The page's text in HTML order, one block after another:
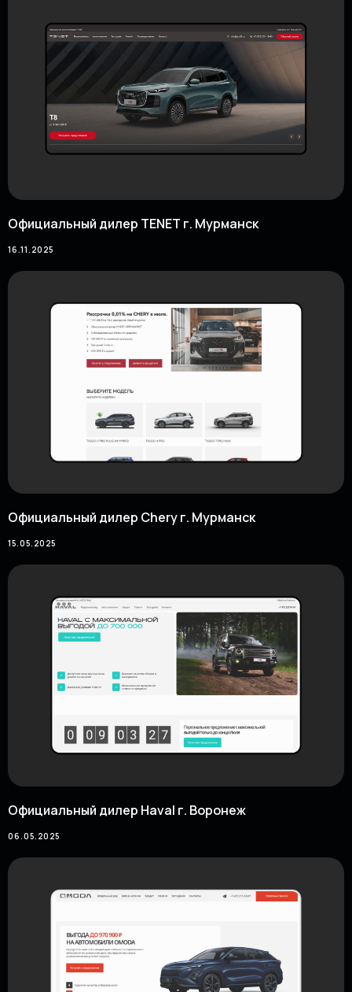
Официальный дилер TENET г. Мурманск
16.11.2025
Официальный дилер Chery г. Мурманск
15.05.2025
Официальный дилер Haval г. Воронеж
06.05.2025